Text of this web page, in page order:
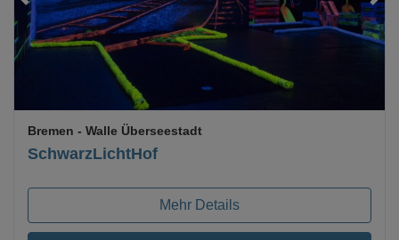
SchwarzLichtHof
Bremen - Walle Überseestadt
Mehr Details